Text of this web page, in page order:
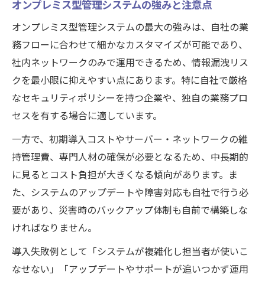
オンプレミス型管理システムの強みと注意点
オンプレミス型管理システムの最大の強みは、自社の業
務フローに合わせて細かなカスタマイズが可能であり、
社内ネットワークのみで運用できるため、情報漏洩リス
クを最小限に抑えやすい点にあります。特に自社で厳格
なセキュリティポリシーを持つ企業や、独自の業務プロ
セスを有する場合に適しています。
一方で、初期導入コストやサーバー・ネットワークの維
持管理費、専門人材の確保が必要となるため、中長期的
に見るとコスト負担が大きくなる傾向があります。ま
た、システムのアップデートや障害対応も自社で行う必
要があり、災害時のバックアップ体制も自前で構築しな
ければなりません。
導入失敗例として「システムが複雑化し担当者が使いこ
なせない」「アップデートやサポートが追いつかず運用